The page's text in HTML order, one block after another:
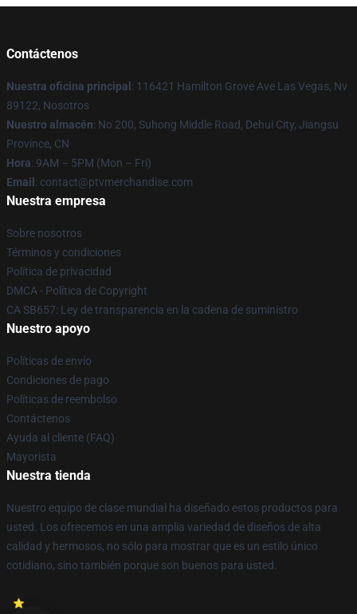
Contáctenos
Nuestra oficina principal : 116421 Hamilton Grove Ave Las Vegas, Nv
89122, Nosotros
Nuestro almacén: No 200, Suhong Middle Road, Dehui City, Jiangsu
Province, CN
Hora: 9AM – 5PM (Mon – Fri)
Email : contact@ptvmerchandise.com
Nuestra empresa
Sobre nosotros
Términos y condiciones
Política de privacidad
DMCA - Política de Copyright
CA SB657: Ley de transparencia en la cadena de suministro
Nuestro apoyo
Políticas de envío
Condiciones de pago
Políticas de reembolso
Contáctenos
Ayuda al cliente (FAQ)
Mayorista
Nuestra tienda
Nuestro equipo de clase mundial ha diseñado estos productos para
usted. Los ofrecemos en una amplia variedad de diseños de alta
calidad y hermosos, no sólo para mostrar que es un estilo único
cotidiano, sino también porque son buenos para usted.